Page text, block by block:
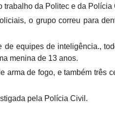
trabalho da Politec e da Polícia
o grupo correu para
equipes de inteligência.,
menina de 13 anos.
arma de fogo, e também três
pela Polícia Civil.